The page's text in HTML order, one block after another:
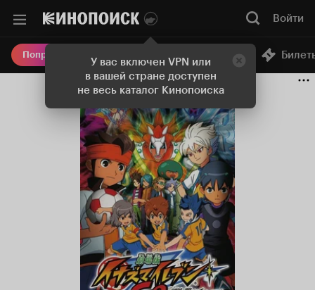
У вас включен VPN или
в вашей стране доступен
не весь каталог Кинопоиска
Войти
Попробовать Плюс Онлайн-кинотеатр